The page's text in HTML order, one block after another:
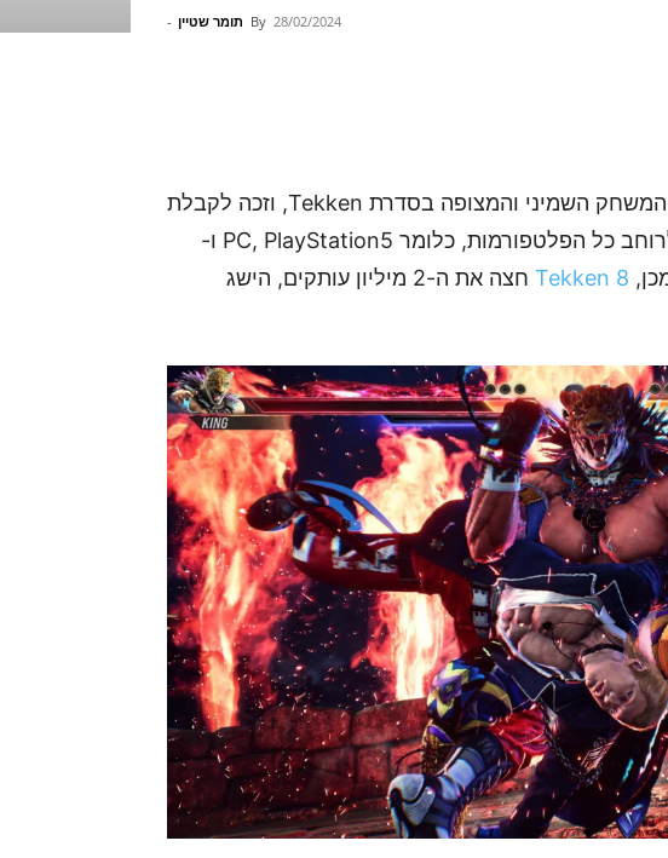
By תומר שטיין - 28/02/2024
לפני כחודש, ב-26 בינואר 2024, יצא המשחק השמיני והמצופה בסדרת Tekken, וזכה לקבלת
פנים של מעל מיליון עותקים שנמכרו לרוחב כל הפלטפורמות, כלומר PC, PlayStation5 ו-
Tekken 8
חצה את ה-2 מיליון עותקים, הישג